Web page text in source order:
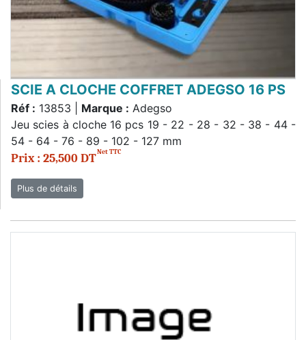
SCIE A CLOCHE COFFRET ADEGSO 16 PS
Réf : 13853 | Marque : Adegso
Jeu scies à cloche 16 pcs 19 - 22 - 28 - 32 - 38 - 44 -
54 - 64 - 76 - 89 - 102 - 127 mm
Prix : 25,500 DTNet TTC
Plus de détails